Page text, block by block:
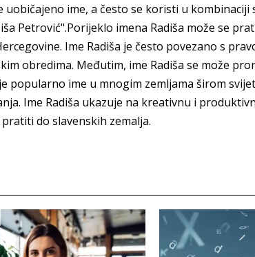
uobičajeno ime, a često se koristi u
Petrović".Porijeklo imena Radiša može se
Ime Radiša je često povezano s
obredima. Međutim, ime Radiša se može
popularno ime u mnogim zemljama širom
Ime Radiša ukazuje na kreativnu i
do slavenskih zemalja.